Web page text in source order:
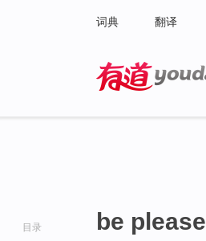
词典 翻译
目录 be